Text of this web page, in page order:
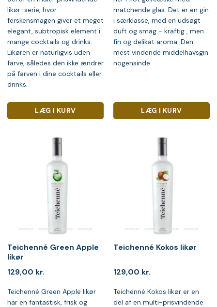
likør-serie, hvor
ferskensmagen giver et meget
elegant, subtropisk element i
mange cocktails og drinks.
Likøren er naturligvis uden
farve, således den ikke ændrer
på farven i dine cocktails eller
drinks.
LÆG I KURV
matchende glas. Det er en gin
i særklasse, med en udsøgt
duft og smag - kraftig , men
fin og delikat aroma. Den
mest vindende middelhavsgin
nogensinde.
LÆG I KURV
Teichenné Green Apple
likør
129,00 kr.
Teichenné Green Apple likør
har en fantastisk, frisk og
Teichenné Kokos likør
129,00 kr.
Teichenné Kokos likør er en
del af en multi-prisvindende